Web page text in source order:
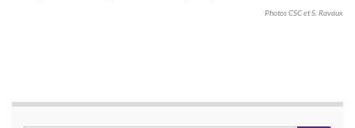
Photos CSC et S. Ravaux